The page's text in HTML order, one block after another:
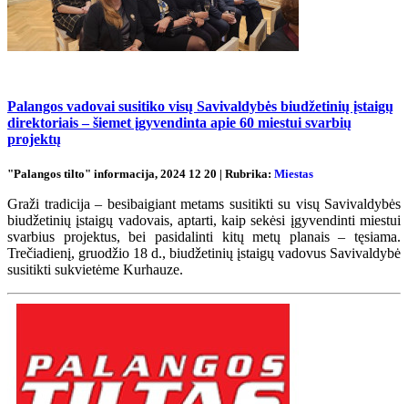
Palangos vadovai susitiko visų Savivaldybės biudžetinių įstaigų
direktoriais – šiemet įgyvendinta apie 60 miestui svarbių
projektų
"Palangos tilto" informacija, 2024 12 20 | Rubrika: Miestas
Graži tradicija – besibaigiant metams susitikti su visų Savivaldybės
biudžetinių įstaigų vadovais, aptarti, kaip sekėsi įgyvendinti miestui
svarbius projektus, bei pasidalinti kitų metų planais – tęsiama.
Trečiadienį, gruodžio 18 d., biudžetinių įstaigų vadovus Savivaldybė
susitikti sukvietėme Kurhauze.